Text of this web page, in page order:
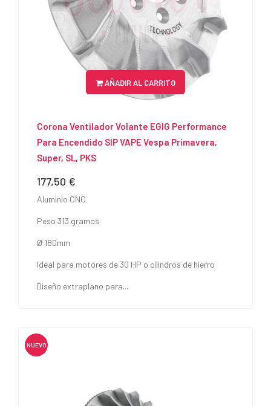
AÑADIR AL CARRITO
Corona Ventilador Volante EGIG Performance
Para Encendido SIP VAPE Vespa Primavera,
Super, SL, PKS
Precio
177,50 €
Aluminio CNC
Peso 313 gramos
Ø 180mm
Ideal para motores de 30 HP o cilindros de hierro
Diseño extraplano para...
NUEVO